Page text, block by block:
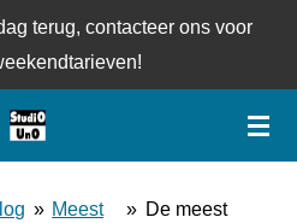
terug, contacteer ons voor
» Meest
» De meest